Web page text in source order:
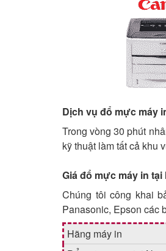
Dịch vụ đổ mực máy
Trong vòng 30 phút
kỹ thuật làm tất cả khu
Giá đổ mực máy in tại
Chúng tôi công khai
Panasonic, Epson các
Hãng máy in